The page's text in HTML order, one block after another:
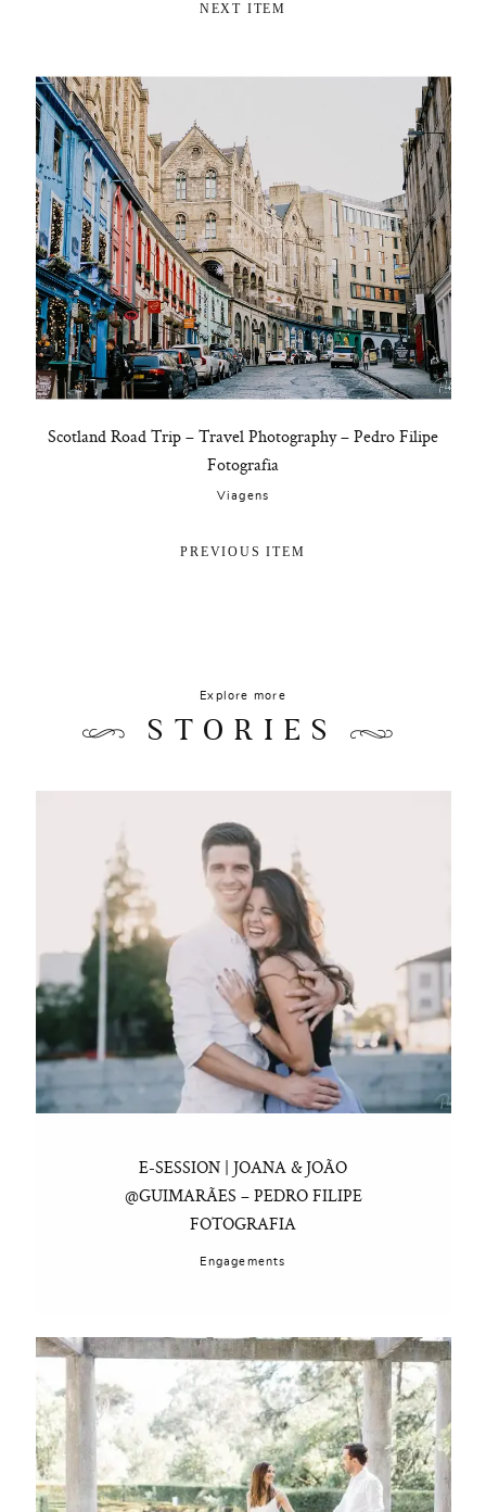
Scotland Road Trip – Travel Photography – Pedro Filipe
Fotografia
Viagens
PREVIOUS ITEM
NEXT ITEM
Explore more
STORIES
E-SESSION | JOANA & JOÃO
@GUIMARÃES – PEDRO FILIPE
FOTOGRAFIA
Engagements